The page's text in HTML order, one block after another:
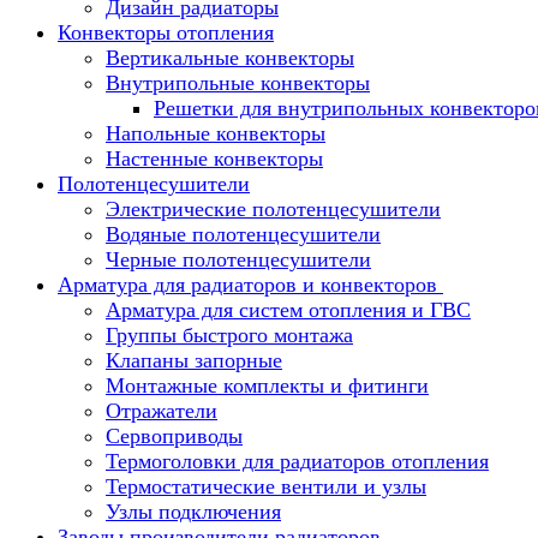
Дизайн радиаторы
Конвекторы отопления
Вертикальные конвекторы
Внутрипольные конвекторы
Решетки для внутрипольных
Напольные конвекторы
Настенные конвекторы
Полотенцесушители
Электрические полотенцесушители
Водяные полотенцесушители
Черные полотенцесушители
Арматура для радиаторов и конвекторов
Арматура для систем отопления и ГВС
Группы быстрого монтажа
Клапаны запорные
Монтажные комплекты и фитинги
Отражатели
Сервоприводы
Термоголовки для радиаторов отопления
Термостатические вентили и узлы
Узлы подключения